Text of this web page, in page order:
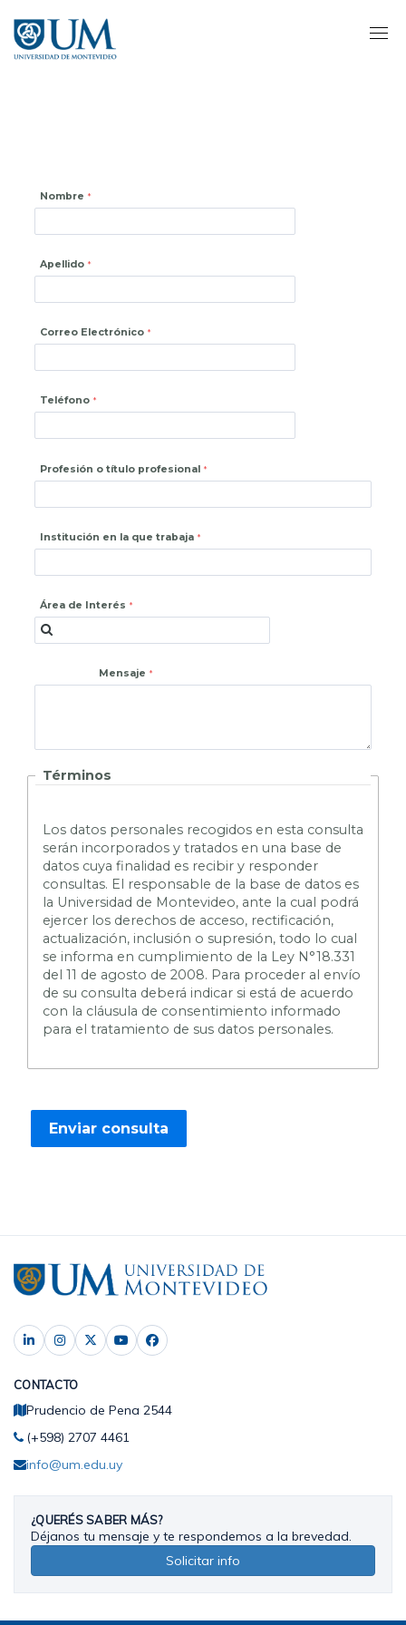
contenido
principal
Nombre
Apellido
Correo Electrónico
Teléfono
Profesión o título profesional
Institución en la que trabaja
Área de Interés
Mensaje
Términos
Los datos personales recogidos en esta consulta
serán incorporados y tratados en una base de
datos cuya finalidad es recibir y responder
consultas. El responsable de la base de datos es
la Universidad de Montevideo, ante la cual podrá
ejercer los derechos de acceso, rectificación,
actualización, inclusión o supresión, todo lo cual
se informa en cumplimiento de la Ley N°18.331
del 11 de agosto de 2008. Para proceder al envío
de su consulta deberá indicar si está de acuerdo
con la cláusula de consentimiento informado
para el tratamiento de sus datos personales.
CONTACTO
Prudencio de Pena 2544
(+598) 2707 4461
info@um.edu.uy
¿QUERÉS SABER MÁS?
Déjanos tu mensaje y te respondemos a la brevedad.
Solicitar info